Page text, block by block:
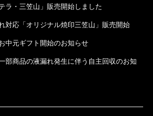
ラ・三笠山」販売開始しました
対応「オリジナル焼印三笠山」販売開始
中元ギフト開始のお知らせ
部商品の液漏れ発生に伴う自主回収のお知